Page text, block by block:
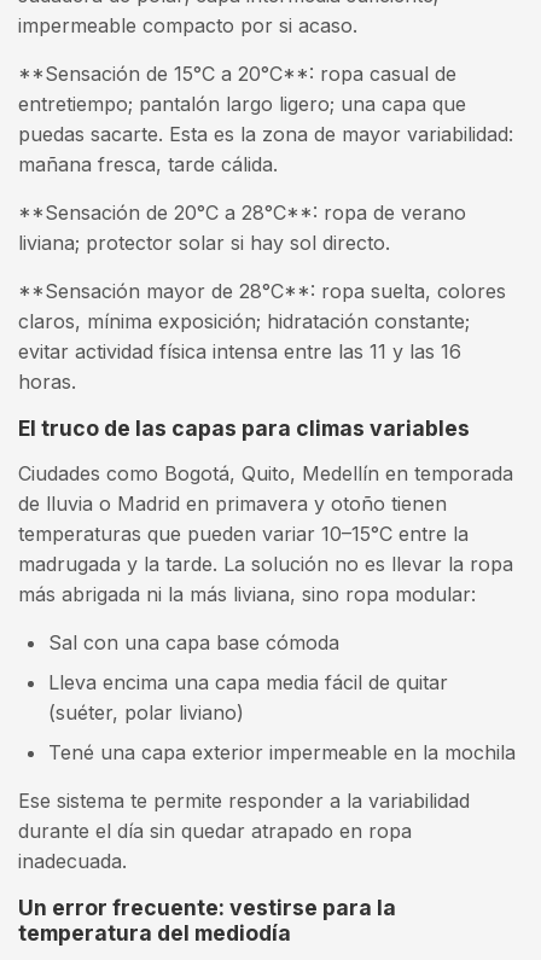
impermeable compacto por si acaso.
**Sensación de 15°C a 20°C**: ropa casual de
entretiempo; pantalón largo ligero; una capa que
puedas sacarte. Esta es la zona de mayor variabilidad:
mañana fresca, tarde cálida.
**Sensación de 20°C a 28°C**: ropa de verano
liviana; protector solar si hay sol directo.
**Sensación mayor de 28°C**: ropa suelta, colores
claros, mínima exposición; hidratación constante;
evitar actividad física intensa entre las 11 y las 16
horas.
El truco de las capas para climas variables
Ciudades como Bogotá, Quito, Medellín en temporada
de lluvia o Madrid en primavera y otoño tienen
temperaturas que pueden variar 10–15°C entre la
madrugada y la tarde. La solución no es llevar la ropa
más abrigada ni la más liviana, sino ropa modular:
Sal con una capa base cómoda
Lleva encima una capa media fácil de quitar
(suéter, polar liviano)
Tené una capa exterior impermeable en la mochila
Ese sistema te permite responder a la variabilidad
durante el día sin quedar atrapado en ropa
inadecuada.
Un error frecuente: vestirse para la
temperatura del mediodía